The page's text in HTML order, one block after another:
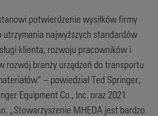
potwierdzenie wysiłków firmy
utrzymania najwyższych standardów
klienta, rozwoju pracowników i
rozwój branży urządzeń do transportu
– powiedział Ted Springer,
Equipment Co., Inc. oraz 2021
„Stowarzyszenie MHEDA jest bardzo